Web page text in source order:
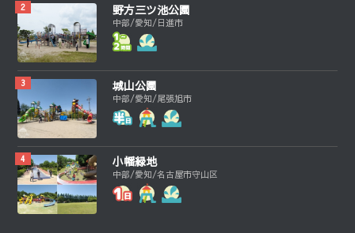
野方三ツ池公園
中部/愛知/日進市
城山公園
中部/愛知/尾張旭市
小幡緑地
中部/愛知/名古屋市守山区